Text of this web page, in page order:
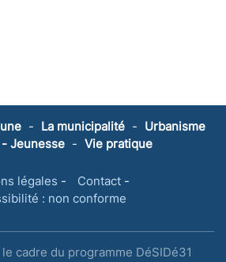
- La municipalité - Urbanisme
- Jeunesse - Vie pratique
légales - Contact-
: non conforme
cadre du programme DéSIDé31